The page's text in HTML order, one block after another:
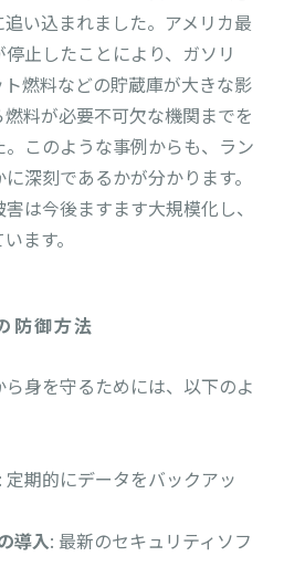
い込まれました。アメリカ最
止したことにより、ガソリ
燃料などの貯蔵庫が大きな影
料が必要不可欠な機関までを
このような事例からも、ラン
深刻であるかが分かります。
は今後ますます大規模化し、
ます。
防御方法
身を守るためには、以下のよ
: 定期的にデータをバックアッ
導入: 最新のセキュリティソフ